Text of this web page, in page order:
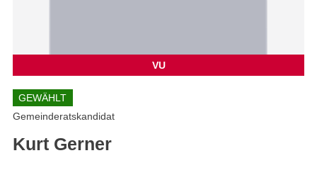
VU
GEWÄHLT
Gemeinderatskandidat
Kurt Gerner